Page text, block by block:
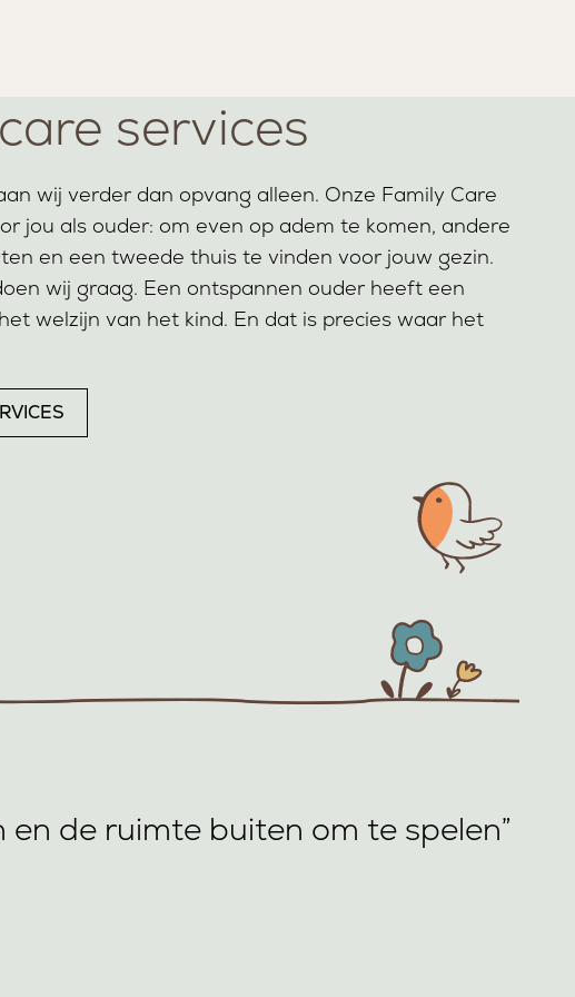
services
wij verder dan opvang alleen. Onze Family Care
jou als ouder: om even op adem te komen, andere
en een tweede thuis te vinden voor jouw gezin.
wij graag. Een ontspannen ouder heeft een
welzijn van het kind. En dat is precies waar het
de ruimte buiten om te spelen”